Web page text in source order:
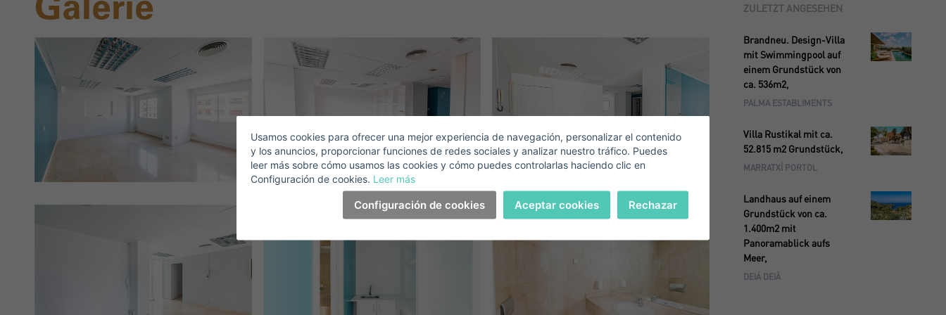
Datenschutz
Expose herunterladen
ZULETZT ANGESEHEN
Brandneu. Design-Villa
mit Swimmingpool auf
einem Grundstück von
ca. 536m2,
PALMA ESTABLIMENTS
Villa Rustikal mit ca.
52.815 m2 Grundstück,
MARRATXÍ PORTOL
Landhaus auf einem
Grundstück von ca.
1.400m2 mit
Panoramablick aufs
Meer,
DEIÁ DEIÀ
Anmelden
Haben Sie Ihr Passwort vergessen?
Sie haben noch kein Konto?
Telefonnummer*
United
States
+1
+1
Passwort**
Ich akzeptiere die
Bedingungen und Konditionen zum
Verkaufen Sie Ihre Immobilie
United
States
+1
Usamos cookies para ofrecer una mejor experiencia de navegación, personalizar el contenido
y los anuncios, proporcionar funciones de redes sociales y analizar nuestro tráfico. Puedes
leer más sobre cómo usamos las cookies y cómo puedes controlarlas haciendo clic en
Configuración de cookies. Leer más
Configuración de cookies Aceptar cookies Rechazar